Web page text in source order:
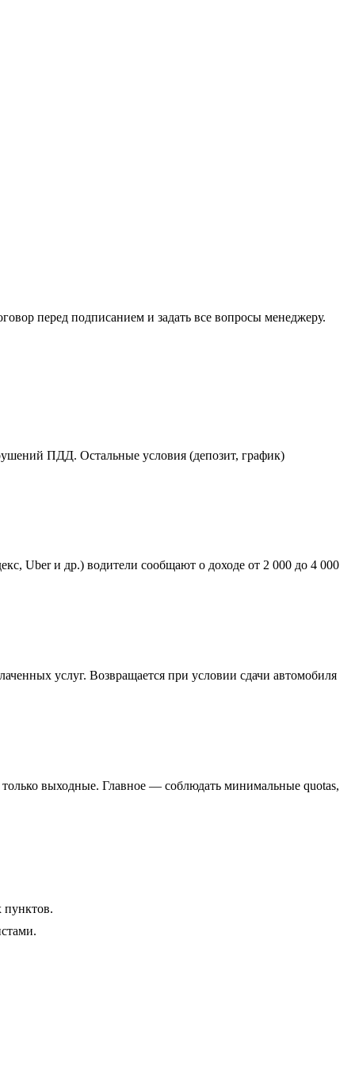
перед подписанием и задать все вопросы менеджеру.
ПДД. Остальные условия (депозит, график)
Uber и др.) водители сообщают о доходе от 2 000 до 4 000
услуг. Возвращается при условии сдачи автомобиля
выходные. Главное — соблюдать минимальные quotas,